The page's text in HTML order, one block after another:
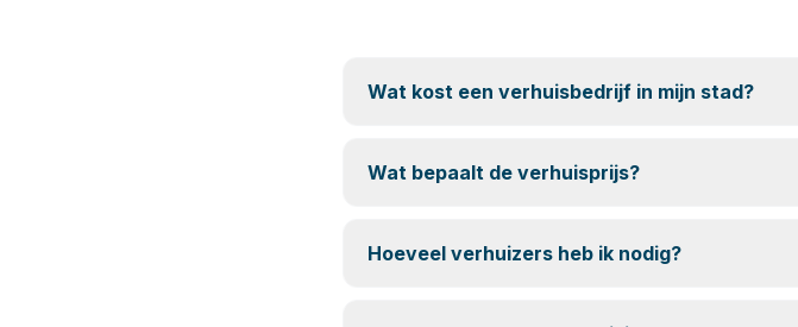
Wat kost een verhuisbedrijf in mijn stad?
Wat bepaalt de verhuisprijs?
Hoeveel verhuizers heb ik nodig?